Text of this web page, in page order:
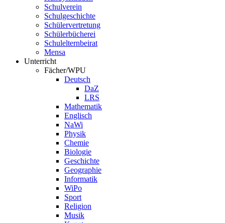
Schulverein
Schulgeschichte
Schülervertretung
Schülerbücherei
Schulelternbeirat
Mensa
Unterricht
Fächer/WPU
Deutsch
DaZ
LRS
Mathematik
Englisch
NaWi
Physik
Chemie
Biologie
Geschichte
Geographie
Informatik
WiPo
Sport
Religion
Musik